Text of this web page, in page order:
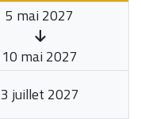
5 mai 2027
10 mai 2027
3 juillet 2027